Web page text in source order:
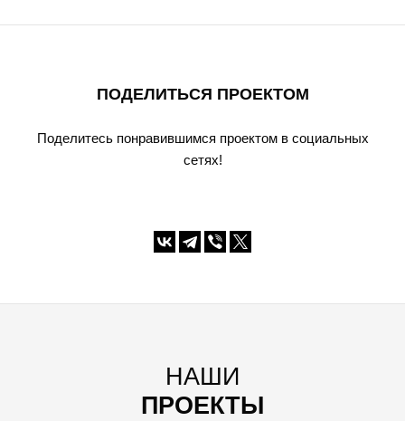
ПОДЕЛИТЬСЯ ПРОЕКТОМ
Поделитесь понравившимся проектом в социальных
сетях!
НАШИ
ПРОЕКТЫ